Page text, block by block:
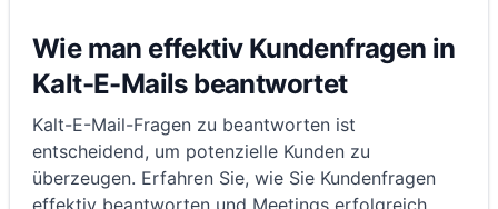
Wie man effektiv Kundenfragen in
Kalt-E-Mails beantwortet
Kalt-E-Mail-Fragen zu beantworten ist
entscheidend, um potenzielle Kunden zu
überzeugen. Erfahren Sie, wie Sie Kundenfragen